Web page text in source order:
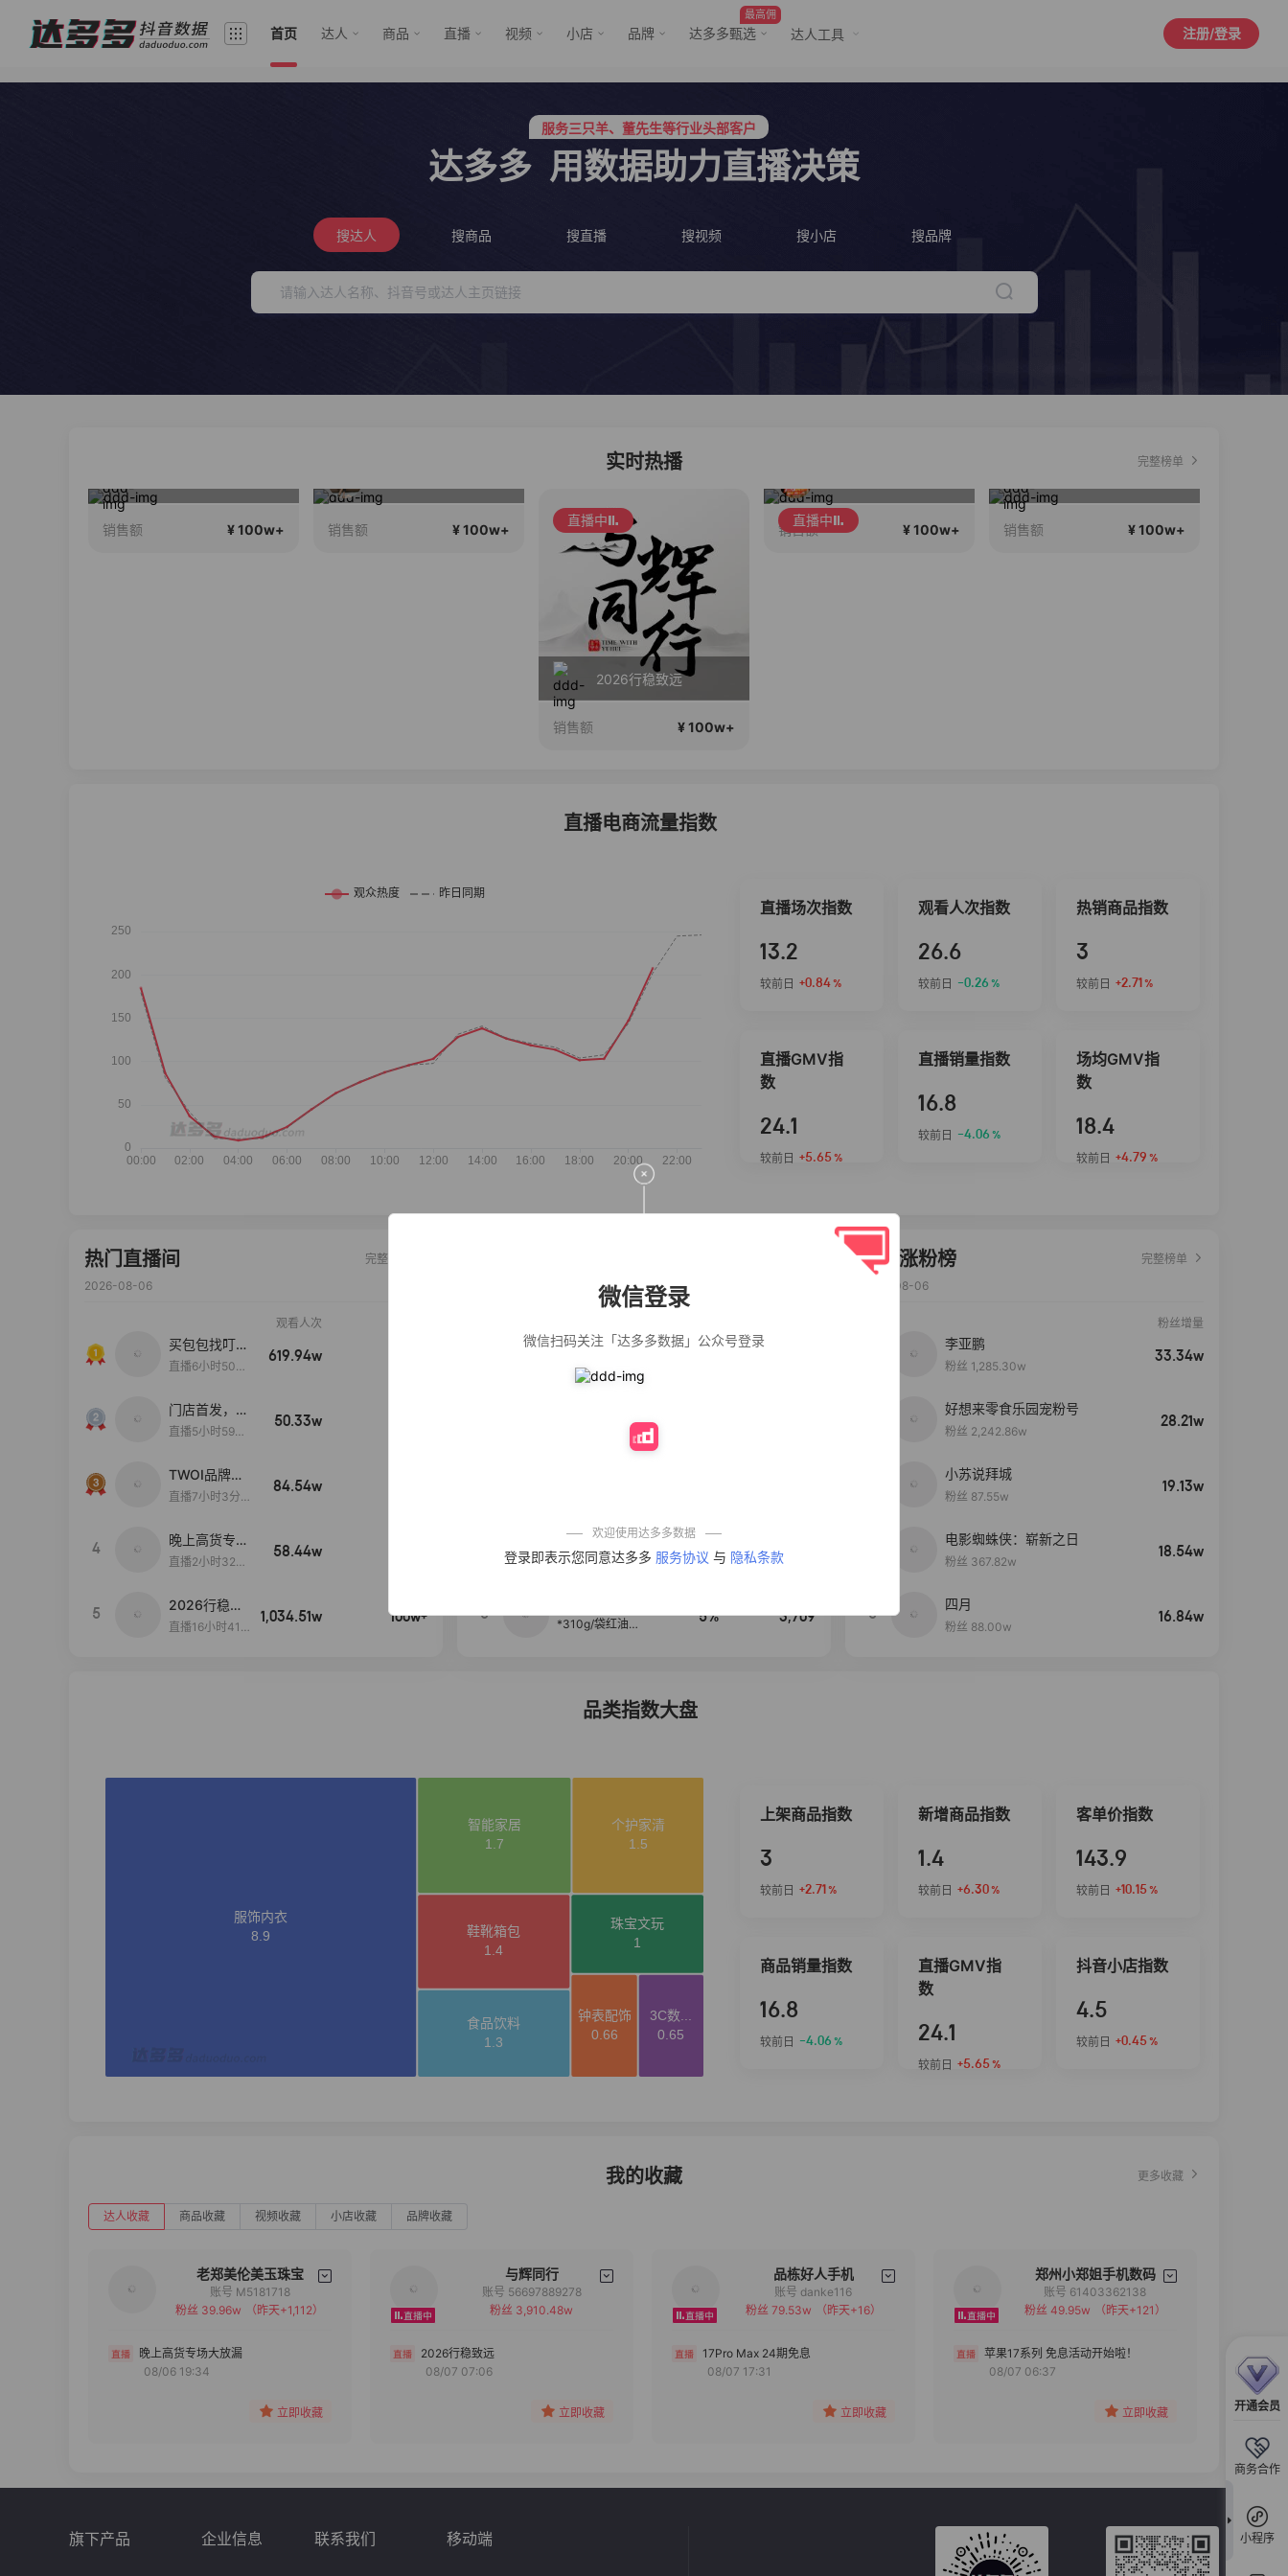
首页 达人 商品 直播 视频 小店 品牌
最高佣
达多多甄选 达人工具 注册/登录
开通会员
商务合作
小程序
微信登录
微信扫码关注「达多多数据」公众号登录
欢迎使用达多多数据
登录即表示您同意达多多 服务协议 与 隐私条款
服务三只羊、董先生等行业头部客户
行业价格屠夫，年卡会员低至798/年
达多多 用数据助力直播决策
搜达人 搜商品 搜直播 搜视频 搜小店 搜品牌
实时热播 完整榜单
销售额 ¥ 100w+ 销售额 ¥ 100w+
直播中
2026行稳致远
销售额 ¥ 100w+
直播中
销售额 ¥ 100w+ 销售额 ¥ 100w+
直播电商流量指数
直播场次指数
13.2
较前日 +0.84%
观看人次指数
26.6
较前日 -0.26 %
热销商品指数
3
较前日 +2.71 %
直播GMV指
数
24.1
较前日 +5.65 %
直播销量指数
16.8
较前日 -4.06 %
场均GMV指
数
18.4
较前日 +4.79 %
热门直播间
完整榜单
2026-08-06
观看人次
买包包找叮
当,一折购！
直播6小时50分
619.94w
门店首发，秋
款大上新！！
直播5小时59分
50.33w
TWOI品牌直
播间新款上
直播7小时3分5
84.54w
4
晚上高货专场
大放漏
直播2小时32分
58.44w
5
2026行稳致
远
直播16小时41
1,034.51w 100w+
【净浮生】油污
重油污去油王污
衣粉轻松搓洗去
污渍除菌除螨3倍
免煮开袋即食劲
艾草抽绳式免撕
垃圾袋大号特厚
50% 4,154
5
*310g/袋红油麻
5% 3,709
达人涨粉榜
完整榜单
2026-08-06
粉丝增量
李亚鹏
粉丝 1,285.30w
33.34w
好想来零食乐园宠粉号
粉丝 2,242.86w
28.21w
小苏说拜城
粉丝 87.55w
19.13w
电影蜘蛛侠：崭新之日
粉丝 367.82w
18.54w
5
四月
粉丝 88.00w
16.84w
品类指数大盘
上架商品指数
3
较前日 +2.71 %
新增商品指数
1.4
较前日 +6.30%
客单价指数
143.9
较前日 +10.15 %
商品销量指数
16.8
较前日 -4.06 %
直播GMV指
数
24.1
较前日 +5.65 %
抖音小店指数
4.5
较前日 +0.45 %
我的收藏 更多收藏
达人收藏 商品收藏 视频收藏 小店收藏 品牌收藏
老郑美伦美玉珠宝
备注
分组
账号 M5181718
粉丝 39.96w
（昨天+1,112）
晚上高货专场大放漏
08/06 19:34
立即收藏
与辉同行
备注
账号 56697889278
粉丝 3,910.48w
2026行稳致远
08/07 07:06
立即收藏
品栋好人手机
备注
分组
账号 danke116
粉丝 79.53w
（昨天+16）
17Pro Max 24期免息
08/07 17:31
立即收藏
郑州小郑姐手机数码
备注
分组
账号 61403362138
粉丝 49.95w
（昨天+121）
苹果17系列 免息活动开始啦！
08/07 06:37
立即收藏
旗下产品 企业信息 联系我们 移动端